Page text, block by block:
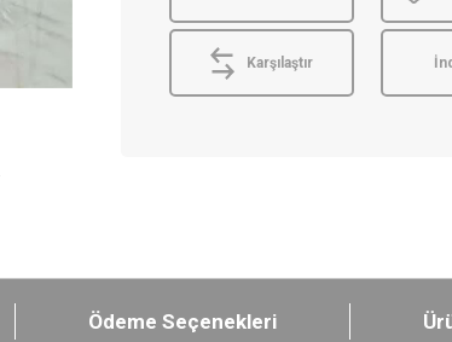
Karşılaştır
Ödeme Seçenekleri